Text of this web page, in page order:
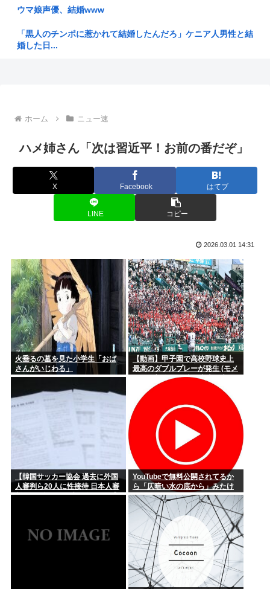
【衝撃】ヒコロヒーさんがコンビニの割引おにぎりを〝絶対買
わない〟...
海外の一番手Vグループ支配が「現地勢の自滅」によって一層
深刻化し...
ドパガキ・Z世代のせいで廃れてきた文化
どもた...
【政府】高市総理「物価上昇を上回る賃上げを日本に定着させ
【悲報】ロシア、じわじわと逝き始める
【最近】俺がAmazonで買ってよかったものおしえる
ウマ娘声優、結婚www
「黒人のチンポに惹かれて結婚したんだろ」ケニア人男性と結
婚した日...
について...
エアコン無しワイ、死の危険
「中古」は止めておいたほうがいいもの
BYD社長「ラッコの開発に『大手から日本人の技術者を引き
応じず俳...
伊集院光「カレーにじゃがいもはいらない」
経験人数は夫・1人だけ。制服の似合う美少女が…
俺が買うか悩んでる靴正直に評価してくれ
メーカー「消費税7%安くなるならその分値上げしたろw」こ
れどうす...
経営者「消費税が1%になっても値下げはしない、差額は懐に
NHK性加害事案、国会で追及へ 8月中に総務委員会が閉会中審
【視聴率】ゴールデン帯でテレ東がフジを上回る トップはテ
レ朝
ホーム ニュー速
ハメ姉さん「次は習近平！お前の番だぞ」
X Facebook はてブ
LINE コピー
2026.03.01 14:31
火垂るの墓を見た小学生「おば
さんがいじわる」
【動画】甲子園で高校野球史上
最高のダブルプレーが発生 (モメ
ンらの想像の25倍は史上最高)こ
れもうプロ野球超えてるだろ…
【韓国サッカー協会 過去に外国
人審判ら20人に性接待 日本人審
判2人も含む…一度も負けなし】
YouTubeで無料公開されてるか
ら「仄暗い水の底から」みたけ
ど